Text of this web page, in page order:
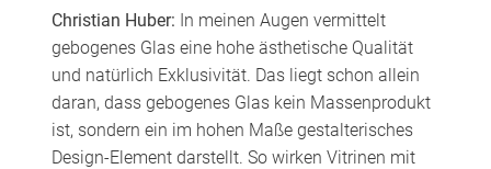
Christian Huber: In meinen Augen vermittelt
gebogenes Glas eine hohe ästhetische Qualität
und natürlich Exklusivität. Das liegt schon allein
daran, dass gebogenes Glas kein Massenprodukt
ist, sondern ein im hohen Maße gestalterisches
Design-Element darstellt. So wirken Vitrinen mit